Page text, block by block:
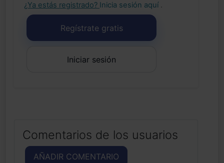
¿Ya estás registrado? Inicia sesión aquí .
Regístrate gratis
Iniciar sesión
Comentarios de los usuarios
AÑADIR COMENTARIO